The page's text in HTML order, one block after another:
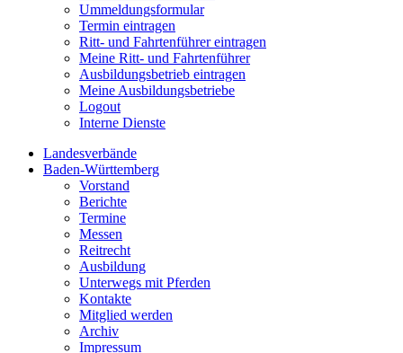
Ummeldungsformular
Termin eintragen
Ritt- und Fahrtenführer eintragen
Meine Ritt- und Fahrtenführer
Ausbildungsbetrieb eintragen
Meine Ausbildungsbetriebe
Logout
Interne Dienste
Landesverbände
Baden-Württemberg
Vorstand
Berichte
Termine
Messen
Reitrecht
Ausbildung
Unterwegs mit Pferden
Kontakte
Mitglied werden
Archiv
Impressum